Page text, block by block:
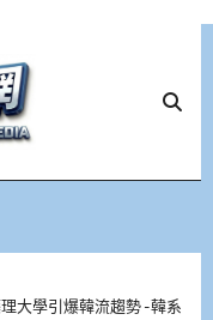
大學引爆韓流趨勢 -韓系